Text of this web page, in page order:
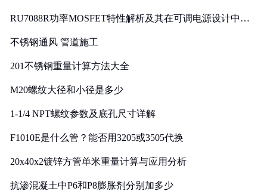
RU7088R功率MOSFET特性解析及其在可调电源设计中的
不锈钢通风 管道施工
201不锈钢重量计算方法大全
M20螺纹大径和小径是多少
1-1/4 NPT螺纹参数及底孔尺寸详解
F1010E是什么管？能否用3205或3505代换
20x40x2镀锌方管单米重量计算与应用分析
抗渗混凝土中P6和P8膨胀剂分别加多少